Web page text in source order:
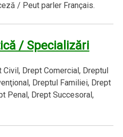
/ Peut parler Français.
/ Specializări
Drept Comercial, Dreptul
Dreptul Familiei, Drept
Penal, Drept Succesoral,